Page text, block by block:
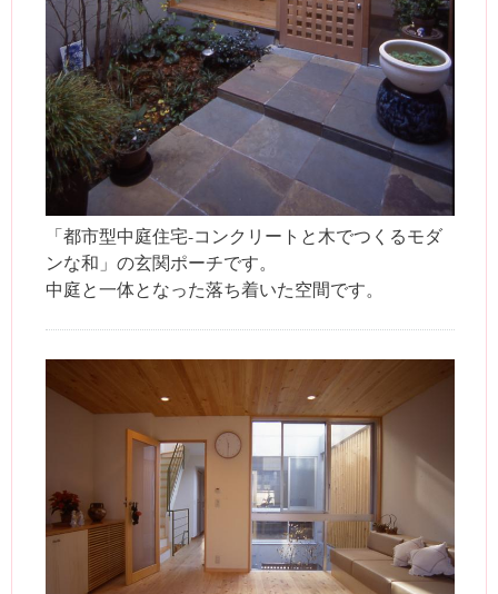
「都市型中庭住宅-コンクリートと木でつくるモダ
ンな和」の玄関ポーチです。
中庭と一体となった落ち着いた空間です。